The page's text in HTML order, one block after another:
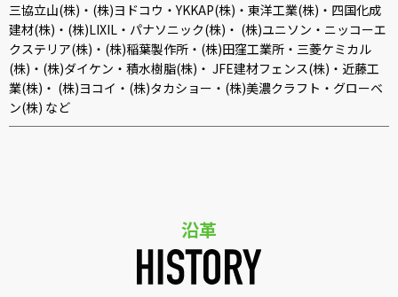
三協立山(株)・(株)ヨドコウ・YKKAP(株)・東洋工業(株)・四国化成
建材(株)・(株)LIXIL・パナソニック(株)・ (株)ユニソン・ニッコーエ
クステリア(株)・(株)稲葉製作所・(株)田窪工業所・三菱ケミカル
(株)・(株)ダイケン・積水樹脂(株)・ JFE建材フェンス(株)・近藤工
業(株)・ (株)ヨコイ・(株)タカショー・(株)美濃クラフト・グローベ
ン(株) など
沿革